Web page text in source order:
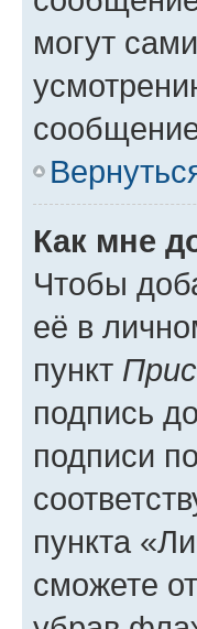
могут
Как мне
Чтобы
её в
пункт
подпись
подписи
пункта
сможете